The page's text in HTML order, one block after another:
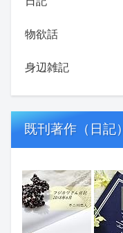
物欲話
身辺雑記
既刊著作（日記）